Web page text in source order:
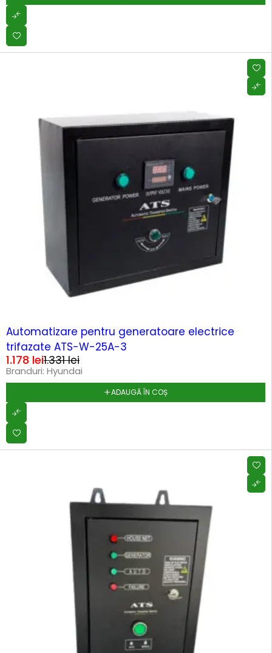
Automatizare pentru generatoare electrice
trifazate ATS-W-25A-3
1.331lei
1.178 lei
Branduri: Hyundai
ADAUGĂ ÎN COȘ